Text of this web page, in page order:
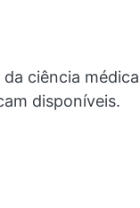
ciência
disponíveis.